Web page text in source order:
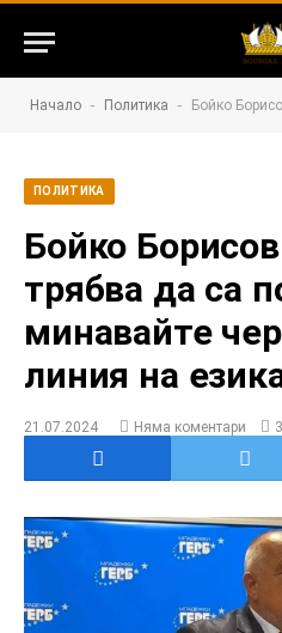
Начало - Политика - Бойко Борисов: Тези
ПОЛИТИКА
Бойко
трябва да са
минавайте
линия на
21.07.2024 Няма коментари